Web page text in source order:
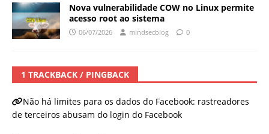
Nova vulnerabilidade COW no Linux permite
acesso root ao sistema
06/07/2026 mindsecblog 0
1 TRACKBACK / PINGBACK
Não há limites para os dados do Facebook: rastreadores
de terceiros abusam do login do Facebook